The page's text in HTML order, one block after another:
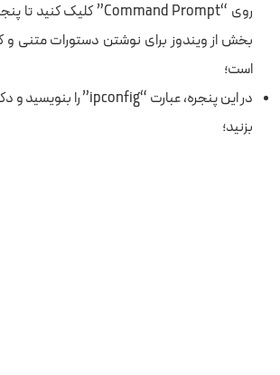
بخش از ویندوز برای نوشتن دستورات متنی و
است؛
در این پنجره،عبارت “ipconfig” را بنویسید و دکمه‌
بزنید؛